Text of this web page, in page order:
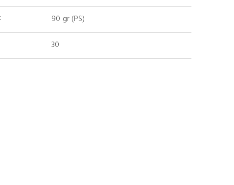
90 gr (PS)
30